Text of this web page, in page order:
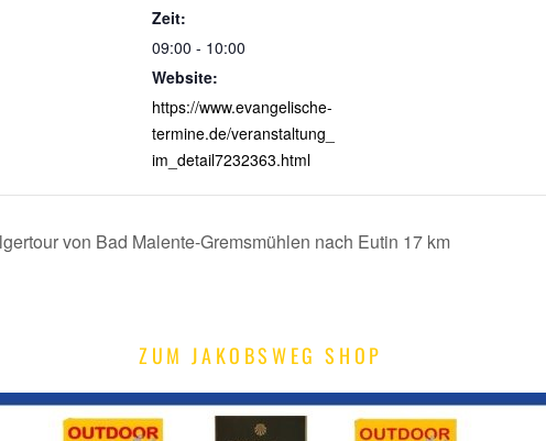
Zeit:
09:00 - 10:00
Website:
https://www.evangelische-
termine.de/veranstaltung_
im_detail7232363.html
von Bad Malente-Gremsmühlen nach Eutin 17 km
ZUM JAKOBSWEG SHOP